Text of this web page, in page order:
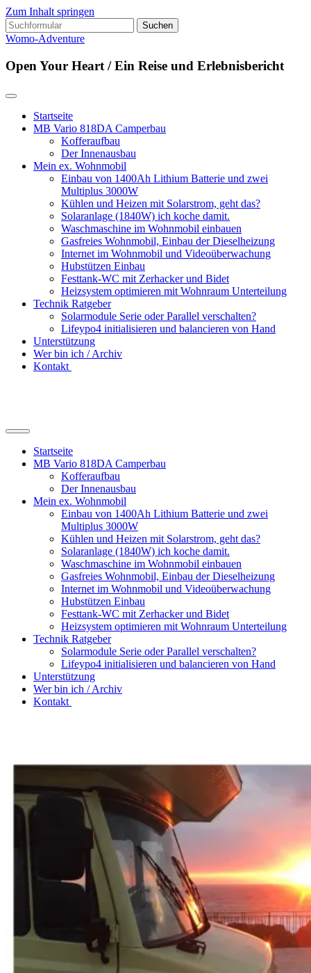
Zum Inhalt springen
Suchen
nach:
Womo-Adventure
Open Your Heart / Ein Reise und Erlebnisbericht
Startseite
MB Vario 818DA Camperbau
Kofferaufbau
Der Innenausbau
Mein ex. Wohnmobil
Einbau von 1400Ah Lithium Batterie und zwei
Multiplus 3000W
Kühlen und Heizen mit Solarstrom, geht das?
Solaranlage (1840W) ich koche damit.
Waschmaschine im Wohnmobil einbauen
Gasfreies Wohnmobil, Einbau der Dieselheizung
Internet im Wohnmobil und Videoüberwachung
Hubstützen Einbau
Festtank-WC mit Zerhacker und Bidet
Heizsystem optimieren mit Wohnraum Unterteilung
Technik Ratgeber
Solarmodule Serie oder Parallel verschalten?
Lifeypo4 initialisieren und balancieren von Hand
Unterstützung
Wer bin ich / Archiv
Kontakt
Suchfeld
ein-/ausblenden
Startseite
MB Vario 818DA Camperbau
Kofferaufbau
Der Innenausbau
Mein ex. Wohnmobil
Einbau von 1400Ah Lithium Batterie und zwei
Multiplus 3000W
Kühlen und Heizen mit Solarstrom, geht das?
Solaranlage (1840W) ich koche damit.
Waschmaschine im Wohnmobil einbauen
Gasfreies Wohnmobil, Einbau der Dieselheizung
Internet im Wohnmobil und Videoüberwachung
Hubstützen Einbau
Festtank-WC mit Zerhacker und Bidet
Heizsystem optimieren mit Wohnraum Unterteilung
Technik Ratgeber
Solarmodule Serie oder Parallel verschalten?
Lifeypo4 initialisieren und balancieren von Hand
Unterstützung
Wer bin ich / Archiv
Kontakt